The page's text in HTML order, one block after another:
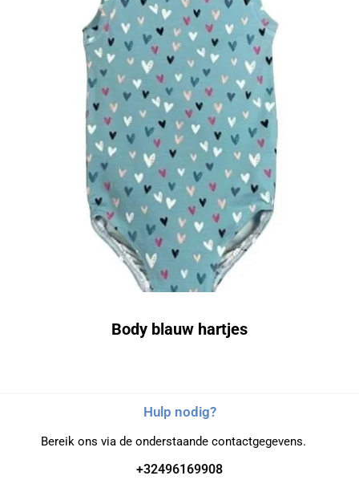
Body blauw hartjes
Hulp nodig?
Bereik ons via de onderstaande contactgegevens.
+32496169908